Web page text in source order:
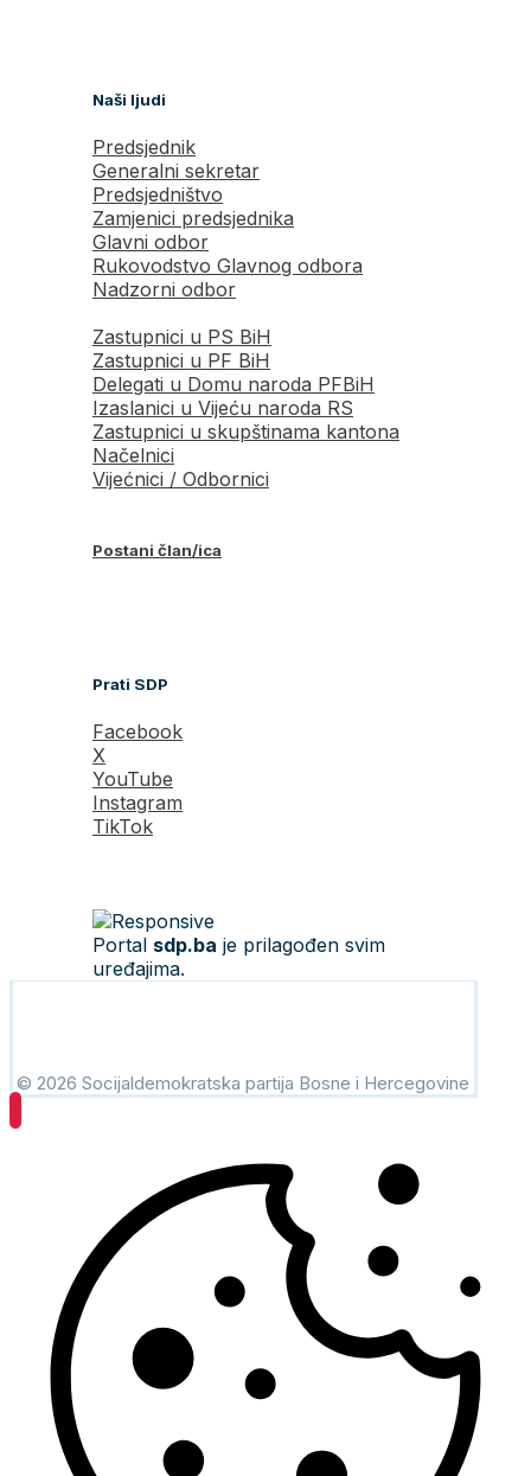
Naši ljudi
Predsjednik
Generalni sekretar
Predsjedništvo
Zamjenici predsjednika
Glavni odbor
Rukovodstvo Glavnog odbora
Nadzorni odbor
Zastupnici u PS BiH
Zastupnici u PF BiH
Delegati u Domu naroda PFBiH
Izaslanici u Vijeću naroda RS
Zastupnici u skupštinama kantona
Načelnici
Vijećnici / Odbornici
Postani član/ica
Prati SDP
Facebook
X
YouTube
Instagram
TikTok
Portal sdp.ba je prilagođen svim
uređajima.
© 2026 Socijaldemokratska partija Bosne i Hercegovine